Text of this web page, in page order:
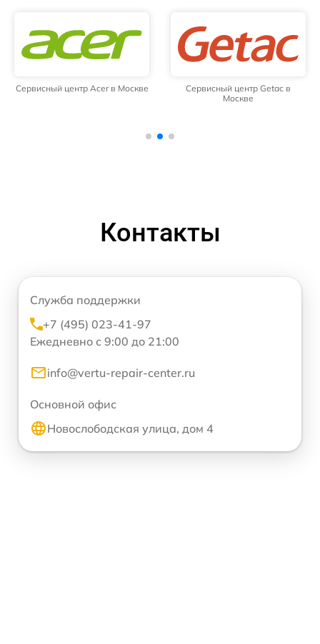
Сервисный центр Acer в Москве
Сервисный центр Getac в
Москве
Контакты
Служба поддержки
+7 (495) 023-41-97
Ежедневно с 9:00 до 21:00
info@vertu-repair-center.ru
Основной офис
Новослободская улица, дом 4